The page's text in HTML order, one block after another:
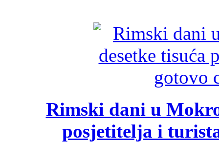
Rimski dani u
posjetitelja i